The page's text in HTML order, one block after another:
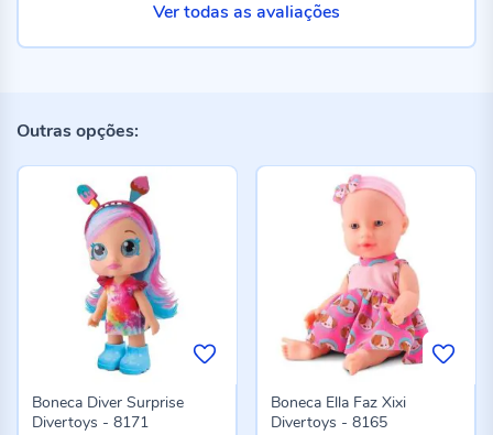
Ver todas as avaliações
Outras opções:
Boneca Diver Surprise
Divertoys - 8171
Boneca Ella Faz Xixi
Divertoys - 8165